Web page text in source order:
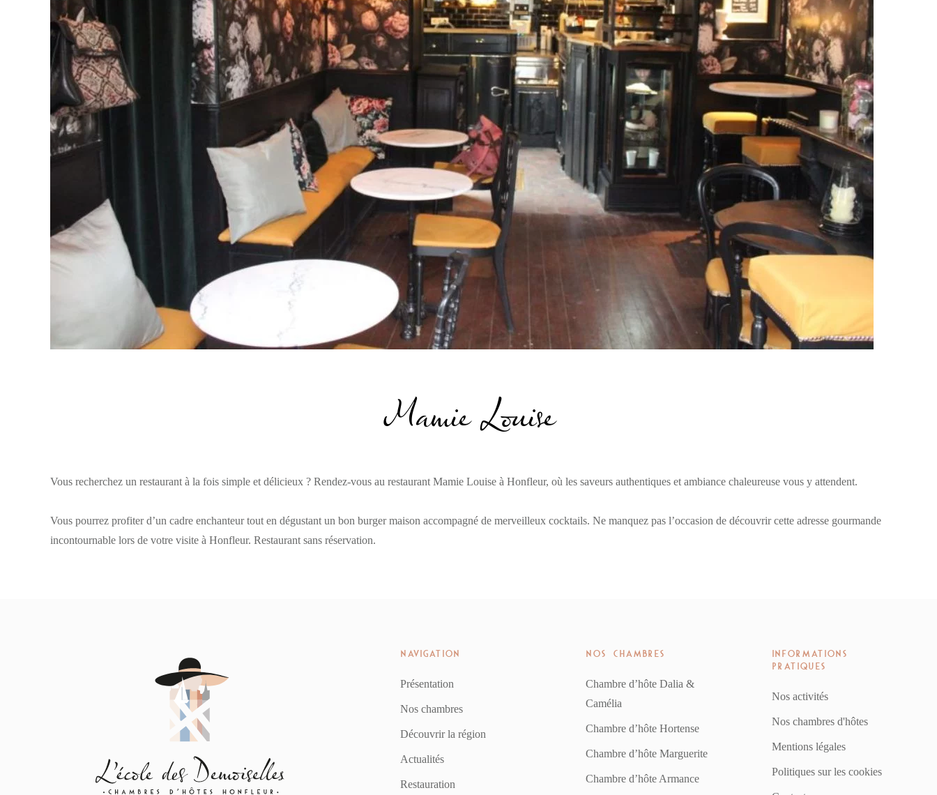
Mamie Louise
Vous recherchez un restaurant à la fois simple et délicieux ? Rendez-vous au restaurant Mamie Louise à Honfleur, où les saveurs authentiques et ambiance chaleureuse vous y attendent.
Vous pourrez profiter d’un cadre enchanteur tout en dégustant un bon burger maison accompagné de merveilleux cocktails. Ne manquez pas l’occasion de découvrir cette adresse gourmande
incontournable lors de votre visite à Honfleur. Restaurant sans réservation.
NAVIGATION
Présentation
Nos chambres
Découvrir la région
Actualités
Restauration
NOS CHAMBRES
Chambre d’hôte Dalia &
Camélia
Chambre d’hôte Hortense
Chambre d’hôte Marguerite
Chambre d’hôte Armance
INFORMATIONS
PRATIQUES
Nos activités
Nos chambres d'hôtes
Mentions légales
Politiques sur les cookies